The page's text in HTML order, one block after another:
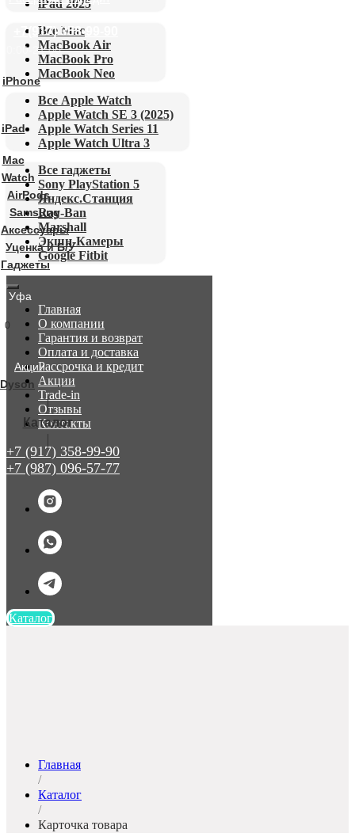
+7(917) 358-99-90
10:00-21:00
iPhone
iPad
Mac
Watch
AirPods
Samsung
Аксессуары
Уценка и Б/У
Гаджеты
г. Уфа
0
Акции
Dyson
ㅤКаталог
Samsung
Dyson
iPad 2025
Все Mac
MacBook Air
MacBook Pro
MacBook Neo
Все Apple Watch
Apple Watch SE 3 (2025)
Apple Watch Series 11
Apple Watch Ultra 3
Все гаджеты
Sony PlayStation 5
Яндекс.Станция
Ray-Ban
Marshall
Экшн-Камеры
Google Fitbit
Главная
О компании
Гарантия и возврат
Оплата и доставка
Рассрочка и кредит
Акции
Trade-in
Отзывы
Контакты
+7 (917) 358-99-90
+7 (987) 096-57-77
Каталог
Главная
/
Каталог
/
Карточка товара